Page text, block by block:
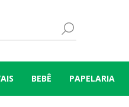
BEBÊ PAPELARIA